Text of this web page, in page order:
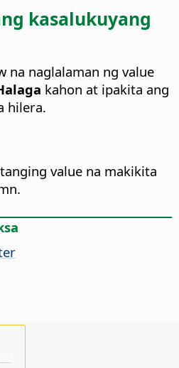
kasalukuyang
na naglalaman ng value
kahon at ipakita ang
hilera.
value na makikita